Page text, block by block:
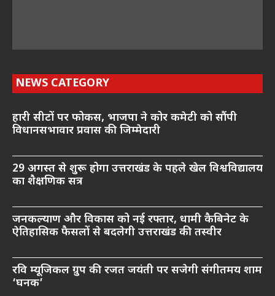
NEWS CATEGORY
हारी सीटों पर फोकस, भाजपा ने कोर कमेटी को सौंपी
विधानसभावार प्रवास की जिम्मेदारी
29 अगस्त से शुरू होगा उत्तराखंड के पहले खेल विश्वविद्यालय
का शैक्षणिक सत्र
जनकल्याण और विकास को नई रफ्तार, धामी कैबिनेट के
ऐतिहासिक फैसलों से बदलेगी उत्तराखंड की तस्वीर
रवि म्यूजिकल ग्रुप की रजत जयंती पर सजेगी संगीतमय शाम
‘घनक’